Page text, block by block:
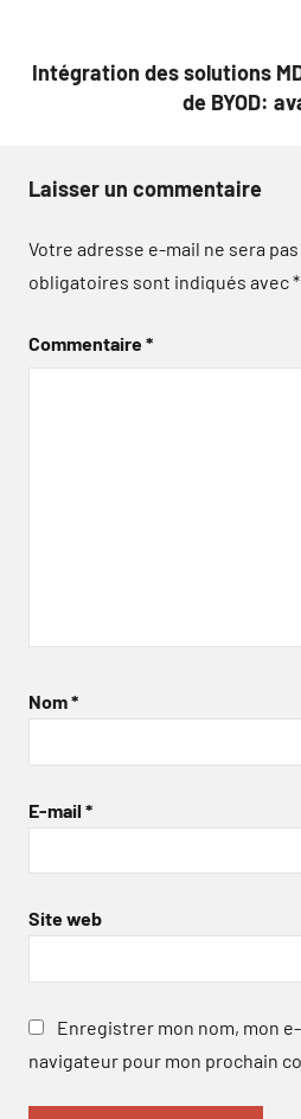
Intégration des solutions
de BYOD:
Laisser un commentaire
Votre adresse e-mail ne sera pas
obligatoires sont indiqués avec*
Commentaire*
Nom*
E-mail *
Site web
Enregistrer mon nom, mon
navigateur pour mon prochain